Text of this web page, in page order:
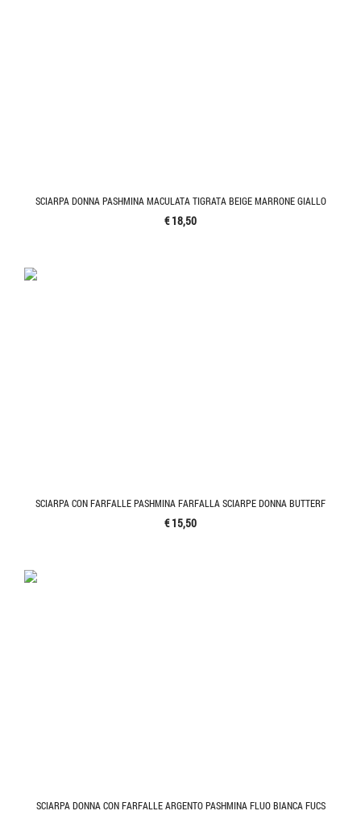
SCIARPA DONNA PASHMINA MACULATA TIGRATA BEIGE MARRONE GIALLO
€ 18,50
SCIARPA CON FARFALLE PASHMINA FARFALLA SCIARPE DONNA BUTTERF
€ 15,50
SCIARPA DONNA CON FARFALLE ARGENTO PASHMINA FLUO BIANCA FUCS